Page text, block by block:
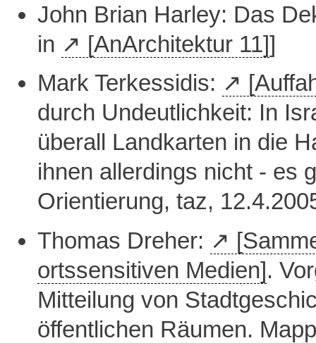
John Brian Harley: Das
in
[AnArchitektur 11]]
Mark Terkessidis:
durch Undeutlichkeit: In
überall Landkarten in die
ihnen allerdings nicht - es
Orientierung, taz,
Thomas Dreher:
ortssensitiven Medien].
Mitteilung von
öffentlichen Räumen.